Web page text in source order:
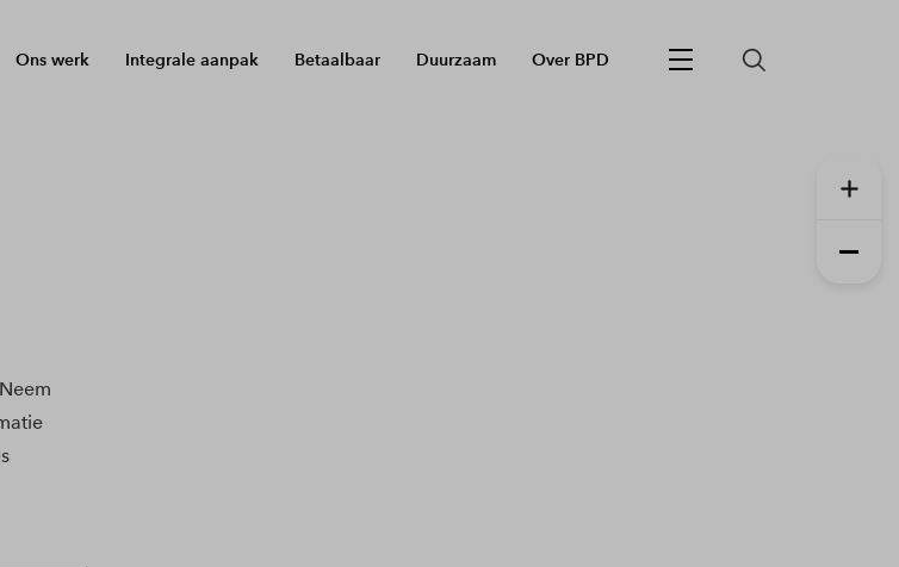
Ons werk Integrale aanpak Betaalbaar Duurzaam Over BPD